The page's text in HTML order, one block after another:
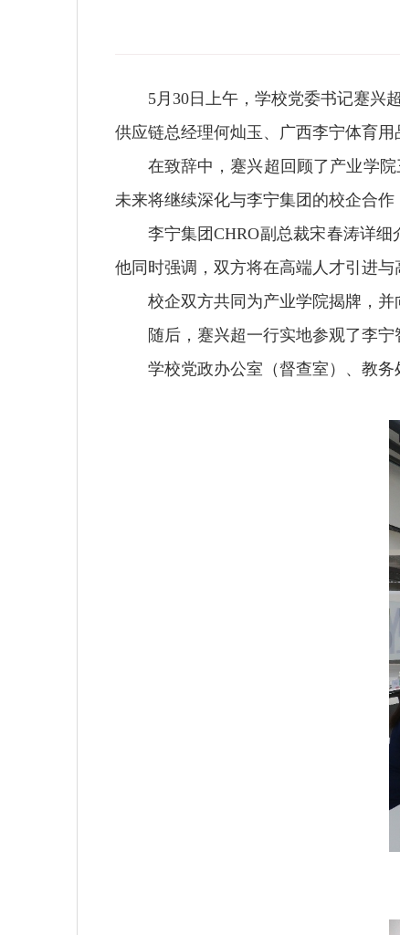
5月30日上午，学校党委书记蹇兴
供应链总经理何灿玉、广西李宁体育
在致辞中，蹇兴超回顾了产业学
未来将继续深化与李宁集团的校企合
李宁集团CHRO副总裁宋春涛详
他同时强调，双方将在高端人才引进与
校企双方共同为产业学院揭牌，
随后，蹇兴超一行实地参观了李宁
学校党政办公室（督查室）、教